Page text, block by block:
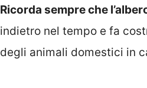
Ricorda sempre che
indietro nel tempo e fa
degli animali domestici in